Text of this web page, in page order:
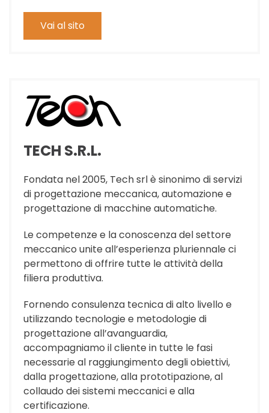
Vai al sito
TECH S.R.L.
Fondata nel 2005, Tech srl è sinonimo di servizi
di progettazione meccanica, automazione e
progettazione di macchine automatiche.
Le competenze e la conoscenza del settore
meccanico unite all’esperienza pluriennale ci
permettono di offrire tutte le attività della
filiera produttiva.
Fornendo consulenza tecnica di alto livello e
utilizzando tecnologie e metodologie di
progettazione all’avanguardia,
accompagniamo il cliente in tutte le fasi
necessarie al raggiungimento degli obiettivi,
dalla progettazione, alla prototipazione, al
collaudo dei sistemi meccanici e alla
certificazione.